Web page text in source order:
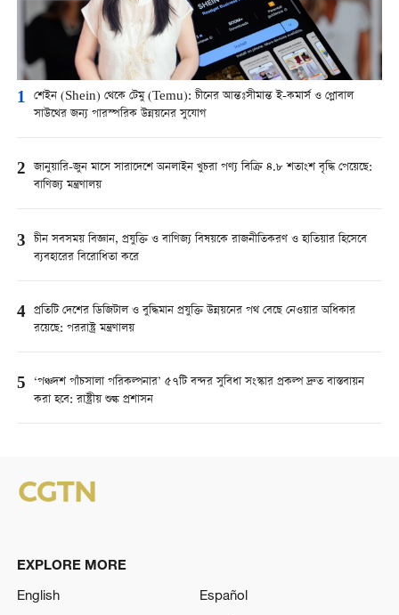
1 শেইন (Shein) থেকে টেমু (Temu): চীনের আন্তঃসীমান্ত ই-কমার্স ও গ্লোবাল
সাউথের জন্য পারস্পরিক উন্নয়নের সুযোগ
2 জানুয়ারি-জুন মাসে সারাদেশে অনলাইন খুচরা পণ্য বিক্রি ৪.৮ শতাংশ বৃদ্ধি পেয়েছে:
বাণিজ্য মন্ত্রণালয়
3 চীন সবসময় বিজ্ঞান, প্রযুক্তি ও বাণিজ্য বিষয়কে রাজনীতিকরণ ও হাতিয়ার হিসেবে
ব্যবহারের বিরোধিতা করে
4 প্রতিটি দেশের ডিজিটাল ও বুদ্ধিমান প্রযুক্তি উন্নয়নের পথ বেছে নেওয়ার অধিকার
রয়েছে: পররাষ্ট্র মন্ত্রণালয়
5 ‘পঞ্চদশ পাঁচসালা পরিকল্পনার’ ৫৭টি বন্দর সুবিধা সংস্কার প্রকল্প দ্রুত বাস্তবায়ন
করা হবে: রাষ্ট্রীয় শুল্ক প্রশাসন
EXPLORE MORE
English
Español